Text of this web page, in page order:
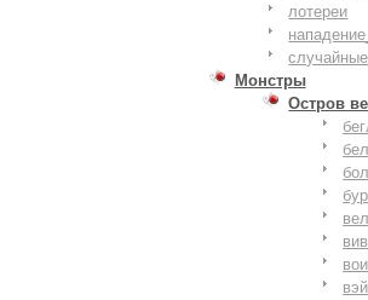
лотереи
Монстры
Остров